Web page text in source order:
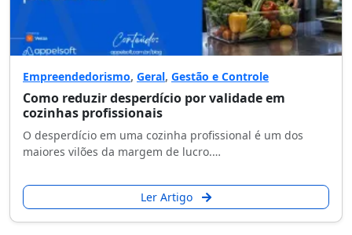
Empreendedorismo, Geral, Gestão e Controle
Como reduzir desperdício por validade em
cozinhas profissionais
O desperdício em uma cozinha profissional é um dos
maiores vilões da margem de lucro.…
Ler Artigo